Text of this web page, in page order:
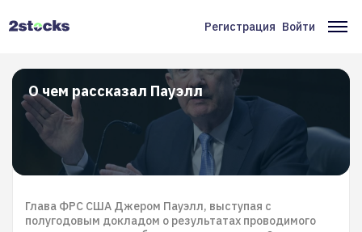
Меню
учётной
записи
пользователя
Регистрация Войти
О чем рассказал Пауэлл
Глава ФРС США Джером Пауэлл, выступая с
полугодовым докладом о результатах проводимого